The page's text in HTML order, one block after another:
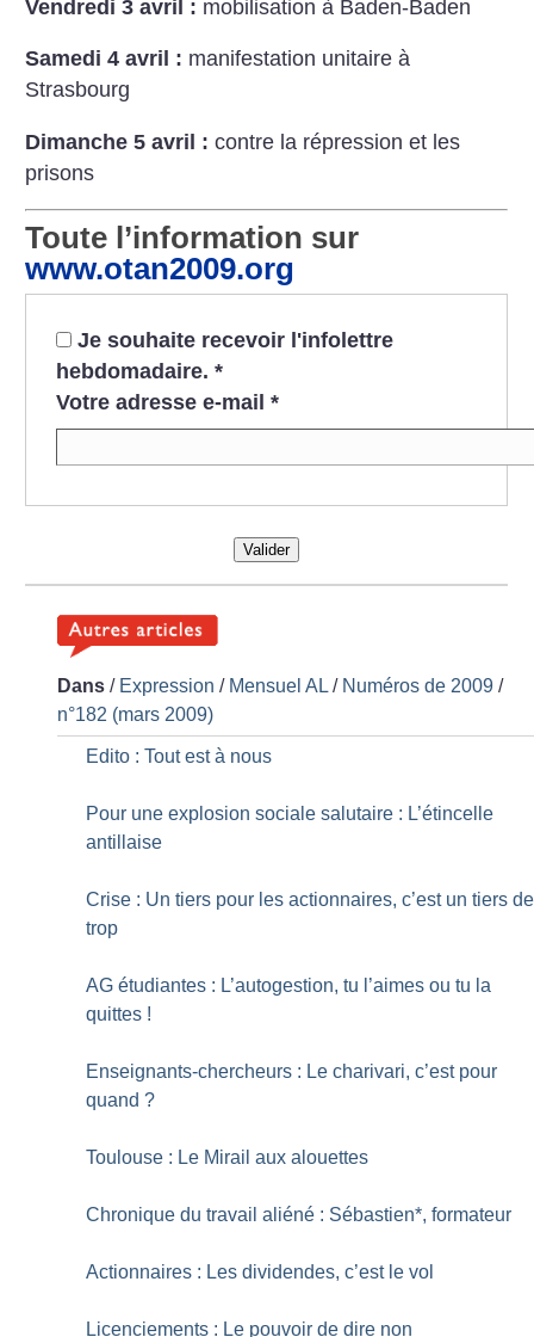
Vendredi 3 avril : mobilisation à Baden-Baden
Samedi 4 avril : manifestation unitaire à
Strasbourg
Dimanche 5 avril : contre la répression et les
prisons
Toute l’information sur
www.otan2009.org
Je souhaite recevoir l'infolettre
hebdomadaire. *
Votre adresse e-mail *
Valider
Dans / Expression / Mensuel AL / Numéros de 2009 /
n°182 (mars 2009)
Edito : Tout est à nous
Pour une explosion sociale salutaire : L’étincelle
antillaise
Crise : Un tiers pour les actionnaires, c’est un tiers de
trop
AG étudiantes : L’autogestion, tu l’aimes ou tu la
quittes !
Enseignants-chercheurs : Le charivari, c’est pour
quand ?
Toulouse : Le Mirail aux alouettes
Chronique du travail aliéné : Sébastien*, formateur
Actionnaires : Les dividendes, c’est le vol
Licenciements : Le pouvoir de dire non